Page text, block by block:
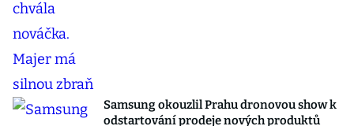
Samsung okouzlil Prahu dronovou show k
odstartování prodeje nových produktů